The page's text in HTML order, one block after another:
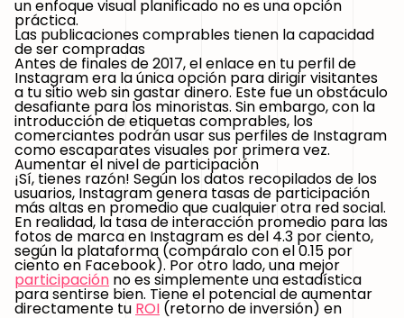
un enfoque visual planificado no es una opción
práctica.
Las publicaciones comprables tienen la capacidad
de ser compradas
Antes de finales de 2017, el enlace en tu perfil de
Instagram era la única opción para dirigir visitantes
a tu sitio web sin gastar dinero. Este fue un obstáculo
desafiante para los minoristas. Sin embargo, con la
introducción de etiquetas comprables, los
comerciantes podrán usar sus perfiles de Instagram
como escaparates visuales por primera vez.
Aumentar el nivel de participación
¡Sí, tienes razón! Según los datos recopilados de los
usuarios, Instagram genera tasas de participación
más altas en promedio que cualquier otra red social.
En realidad, la tasa de interacción promedio para las
fotos de marca en Instagram es del 4.3 por ciento,
según la plataforma (compáralo con el 0.15 por
ciento en Facebook). Por otro lado, una mejor
participación no es simplemente una estadística
para sentirse bien. Tiene el potencial de aumentar
directamente tu ROI (retorno de inversión) en